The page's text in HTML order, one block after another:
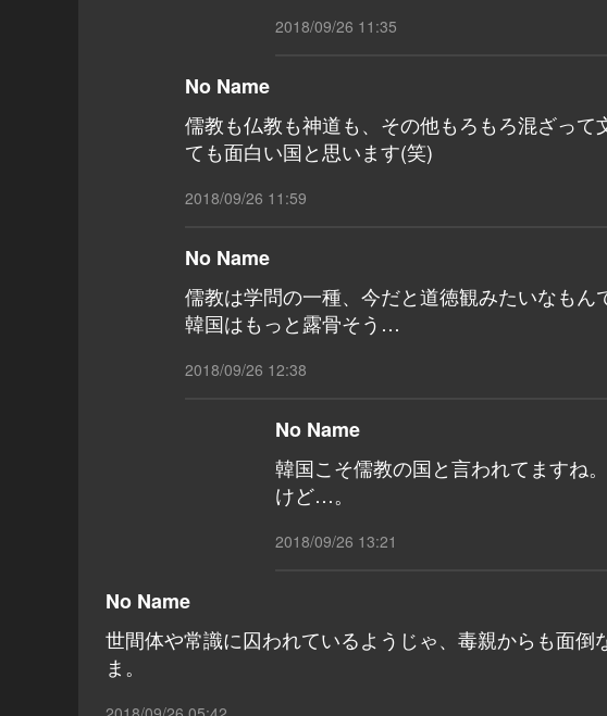
2018/09/26 11:35
No Name
儒教も仏教も神道も、その他もろもろ混ざっ
ても面白い国と思います(笑)
2018/09/26 11:59
No Name
儒教は学問の一種、今だと道徳観みたいなもん
韓国はもっと露骨そう…
2018/09/26 12:38
No Name
韓国こそ儒教の国と言われてますね
けど…。
2018/09/26 13:21
No Name
世間体や常識に囚われているようじゃ、毒親からも面倒
ま。